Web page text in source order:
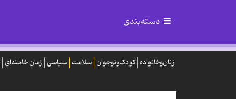
دسته‌بندی
زنان‌وخانواده کودک‌ونوجوان سلامت سیاسی زمان خامنه‌ای